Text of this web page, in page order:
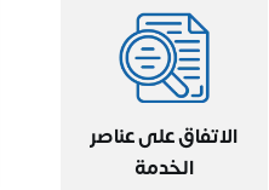
الاتفاق على عناصر
الخدمة